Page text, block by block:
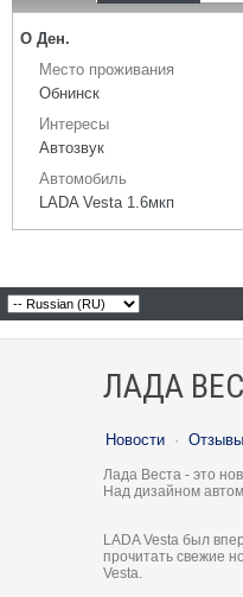
О Ден.
Место проживания
Обнинск
Интересы
Автозвук
Автомобиль
LADA Vesta 1.6мкп
ЛАДА
Новости · Отзывы
Лада Веста - это
Над дизайном
LADA Vesta был
прочитать свежие
Vesta.